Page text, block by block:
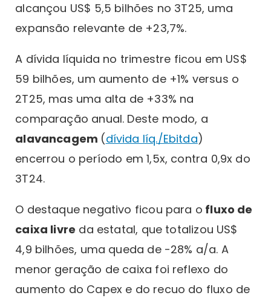
alcançou US$ 5,5 bilhões no 3T25, uma
expansão relevante de +23,7%.
A dívida líquida no trimestre ficou em US$
59 bilhões, um aumento de +1% versus o
2T25, mas uma alta de +33% na
comparação anual. Deste modo, a
alavancagem (dívida líq./Ebitda)
encerrou o período em 1,5x, contra 0,9x do
3T24.
O destaque negativo ficou para o fluxo de
caixa livre da estatal, que totalizou US$
4,9 bilhões, uma queda de -28% a/a. A
menor geração de caixa foi reflexo do
aumento do Capex e do recuo do fluxo de